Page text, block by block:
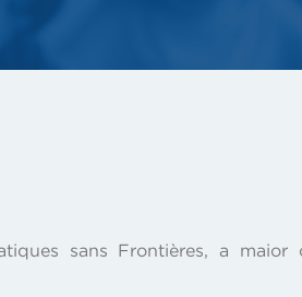
sans Frontières, a maior